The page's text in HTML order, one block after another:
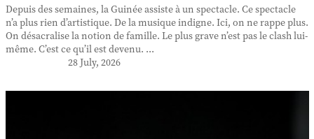
Depuis des semaines, la Guinée assiste à un spectacle. Ce spectacle
n’a plus rien d’artistique. De la musique indigne. Ici, on ne rappe plus.
On désacralise la notion de famille. Le plus grave n’est pas le clash lui-
même. C’est ce qu’il est devenu. ...
28 July, 2026